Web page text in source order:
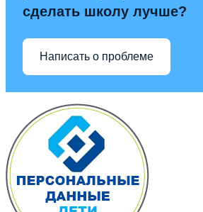
сделать школу лучше?
Написать о проблеме